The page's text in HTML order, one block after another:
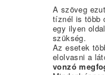
A szöveg
tíznél is több
egy ilyen
szükség.
Az esetek
elolvasni a
vonzó